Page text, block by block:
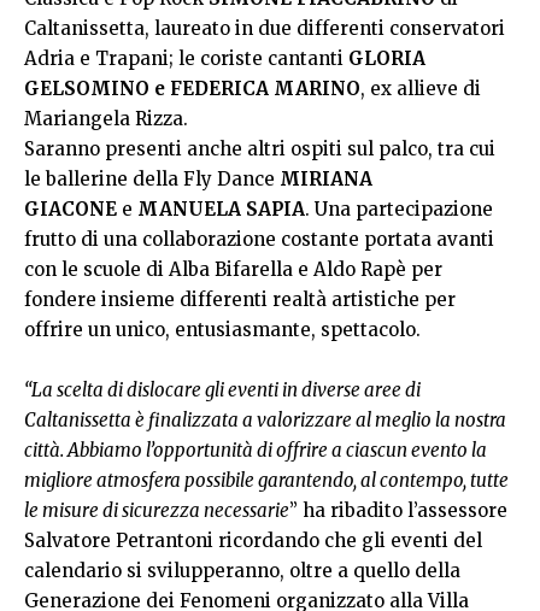
Caltanissetta, laureato in due differenti conservatori
Adria e Trapani; le coriste cantanti GLORIA
GELSOMINO e FEDERICA MARINO, ex allieve di
Mariangela Rizza.
Saranno presenti anche altri ospiti sul palco, tra cui
le ballerine della Fly Dance MIRIANA
GIACONE e MANUELA SAPIA. Una partecipazione
frutto di una collaborazione costante portata avanti
con le scuole di Alba Bifarella e Aldo Rapè per
fondere insieme differenti realtà artistiche per
offrire un unico, entusiasmante, spettacolo.
“La scelta di dislocare gli eventi in diverse aree di
Caltanissetta è finalizzata a valorizzare al meglio la nostra
città. Abbiamo l’opportunità di offrire a ciascun evento la
migliore atmosfera possibile garantendo, al contempo, tutte
le misure di sicurezza necessarie” ha ribadito l’assessore
Salvatore Petrantoni ricordando che gli eventi del
calendario si svilupperanno, oltre a quello della
Generazione dei Fenomeni organizzato alla Villa